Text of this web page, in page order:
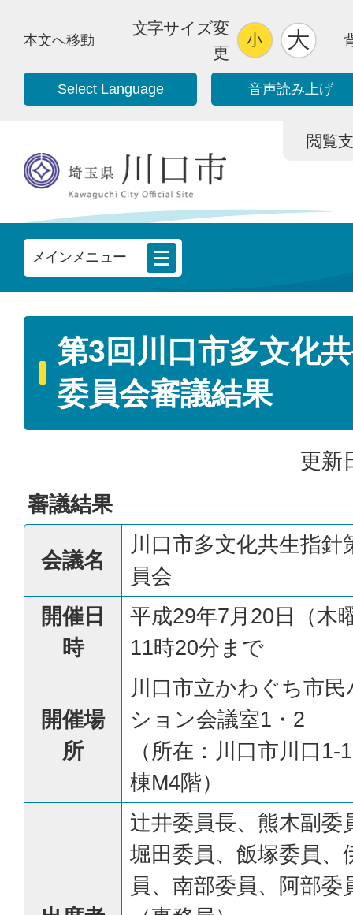
本文へ移動
文字サイズ変
更
Select Language 音声読み上げ
閲覧
メインメニュー
第3回川口市多文化
委員会審議結果
更新
審議結果
会議名
川口市多文化共生指針
員会
開催日
時
平成29年7月20日（木
11時20分まで
開催場
所
川口市立かわぐち市
ション会議室1・2
（所在：川口市川口
棟M4階）
辻井委員長、熊木副委
堀田委員、飯塚委員、
員、南部委員、阿部委